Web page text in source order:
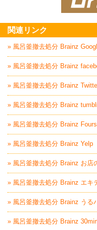
関連リンク
» 風呂釜撤去処分 Brainz
» 風呂釜撤去処分 Brainz
» 風呂釜撤去処分 Brainz
» 風呂釜撤去処分 Brainz
» 風呂釜撤去処分 Brainz
» 風呂釜撤去処分 Brainz Yelp
» 風呂釜撤去処分 Brainz お店
» 風呂釜撤去処分 Brainz エキ
» 風呂釜撤去処分 Brainz うる
» 風呂釜撤去処分 Brainz